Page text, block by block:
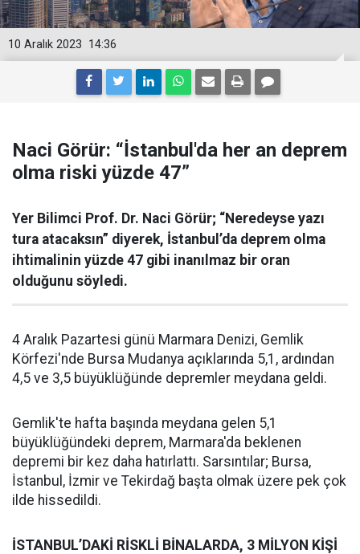
14:36
10 Aralık 2023
Naci Görür: “İstanbul'da her an deprem
olma riski yüzde 47”
Yer Bilimci Prof. Dr. Naci Görür; “Neredeyse yazı
tura atacaksın” diyerek, İstanbul’da deprem olma
ihtimalinin yüzde 47 gibi inanılmaz bir oran
olduğunu söyledi.
4 Aralık Pazartesi günü Marmara Denizi, Gemlik
Körfezi'nde Bursa Mudanya açıklarında 5,1, ardından
4,5 ve 3,5 büyüklüğünde depremler meydana geldi.
Gemlik'te hafta başında meydana gelen 5,1
büyüklüğündeki deprem, Marmara'da beklenen
depremi bir kez daha hatırlattı. Sarsıntılar; Bursa,
İstanbul, İzmir ve Tekirdağ başta olmak üzere pek çok
ilde hissedildi.
İSTANBUL’DAKİ RİSKLİ BİNALARDA, 3 MİLYON KİŞİ